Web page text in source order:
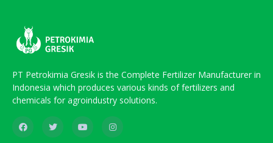
PT Petrokimia Gresik is the Complete Fertilizer Manufacturer in
Indonesia which produces various kinds of fertilizers and
chemicals for agroindustry solutions.